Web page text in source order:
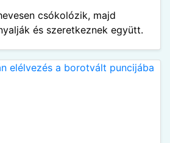
csókolózik, majd
és szeretkeznek együtt.